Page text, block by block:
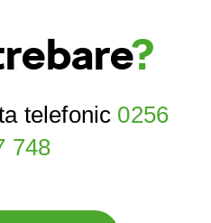
?
telefonic 0256
748